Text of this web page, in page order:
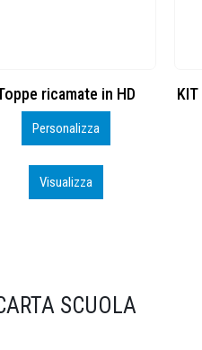
CAMP 100 2026_perso
Personalizza
Visualizza
SCUOLA